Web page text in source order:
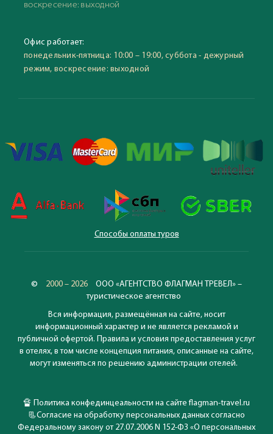
воскресение: выходной
Офис работает:
понедельник-пятница: 10:00 – 19:00, суббота - дежурный
режим, воскресение: выходной
Способы оплаты туров
© 2000 – 2026
ООО «АГЕНТСТВО ФЛАГМАН ТРЕВЕЛ» –
туристическое агентство
Вся информация, размещённая на сайте, носит
информационный характер и не является рекламой и
публичной офертой. Правила и условия предоставления услуг
в отелях, в том числе концепция питания, описанные на сайте,
могут изменяться по решению администрации отелей.
🔏 Политика конфединцеальности на сайте flagman-travel.ru
📃Согласие на обработку персональных данных согласно
Федеральному закону от 27.07.2006 N 152-ФЗ «О персональных